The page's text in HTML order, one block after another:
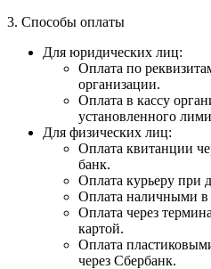
3. Способы оплаты
Для юридических лиц:
Оплата по
организации.
Оплата в кассу
установленного
Для физических лиц:
Оплата квитанции
банк.
Оплата курьеру при
Оплата наличными в
Оплата через
картой.
Оплата
через Сбербанк.